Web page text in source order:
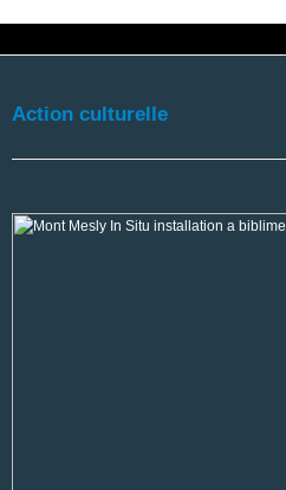
Action culturelle